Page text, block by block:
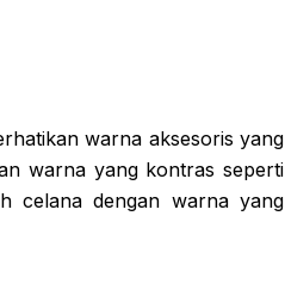
warna aksesoris yang
warna yang kontras seperti
celana dengan warna yang